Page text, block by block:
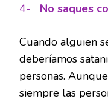
4- No saques
Cuando alguien
deberíamos
personas.
siempre las